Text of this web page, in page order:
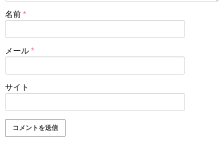
名前 *
メール *
サイト